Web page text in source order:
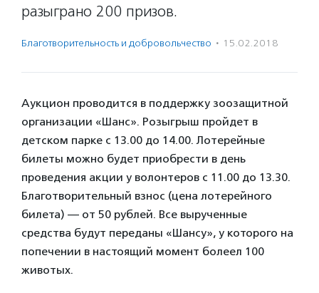
разыграно 200 призов.
Благотвори­тель­ность и доброволь­чест­во · 15.02.2018
Аукцион проводится в поддержку зоозащитной
организации «Шанс». Розыгрыш пройдет в
детском парке с 13.00 до 14.00. Лотерейные
билеты можно будет приобрести в день
проведения акции у волонтеров с 11.00 до 13.30.
Благотворительный взнос (цена лотерейного
билета) — от 50 рублей. Все вырученные
средства будут переданы «Шансу», у которого на
попечении в настоящий момент болеел 100
животых.